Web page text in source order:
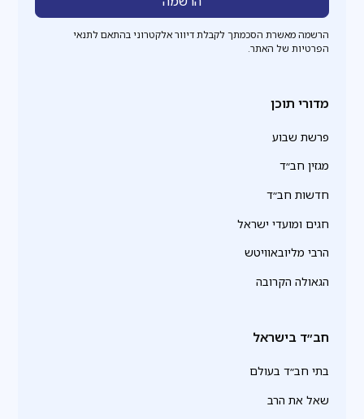
הרשמה מאשרת הסכמתך לקבלת דיוור אלקטרוני בהתאם לתנאי
הפרטיות של האתר.
מדורי תוכן
פרשת שבוע
מגזין חב״ד
חדשות חב״ד
חגים ומועדי ישראל
הרבי מליובאוויטש
הגאולה הקרובה
חב״ד בישראל
בתי חב״ד בעולם
שאל את הרב